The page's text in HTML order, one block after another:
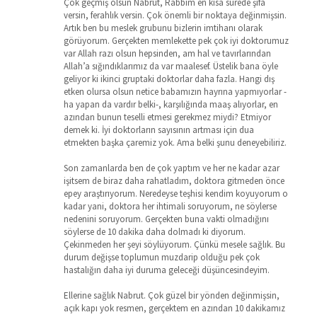
Çok geçmiş olsun Nabrut, Rabbim en kısa sürede şifa
versin, ferahlık versin. Çok önemli bir noktaya değinmişsin.
Artık ben bu meslek grubunu bizlerin imtihanı olarak
görüyorum. Gerçekten memlekette pek çok iyi doktorumuz
var Allah razı olsun hepsinden, am hal ve tavırlarından
Allah’a sığındıklarımız da var maalesef. Üstelik bana öyle
geliyor ki ikinci gruptaki doktorlar daha fazla. Hangi dış
etken olursa olsun netice babamızın hayrına yapmıyorlar -
ha yapan da vardır belki-, karşılığında maaş alıyorlar, en
azından bunun teselli etmesi gerekmez miydi? Etmiyor
demek ki. İyi doktorların sayısının artması için dua
etmekten başka çaremiz yok. Ama belki şunu deneyebiliriz.
Son zamanlarda ben de çok yaptım ve her ne kadar azar
işitsem de biraz daha rahatladım, doktora gitmeden önce
epey araştırıyorum. Neredeyse teşhisi kendim koyuyorum o
kadar yani, doktora her ihtimali soruyorum, ne söylerse
nedenini soruyorum. Gerçekten buna vakti olmadığını
söylerse de 10 dakika daha dolmadı ki diyorum.
Çekinmeden her şeyi söylüyorum. Çünkü mesele sağlık. Bu
durum değişse toplumun muzdarip olduğu pek çok
hastalığın daha iyi duruma geleceği düşüncesindeyim.
Ellerine sağlık Nabrut. Çok güzel bir yönden değinmişsin,
açık kapı yok resmen, gerçektem en azından 10 dakikamız